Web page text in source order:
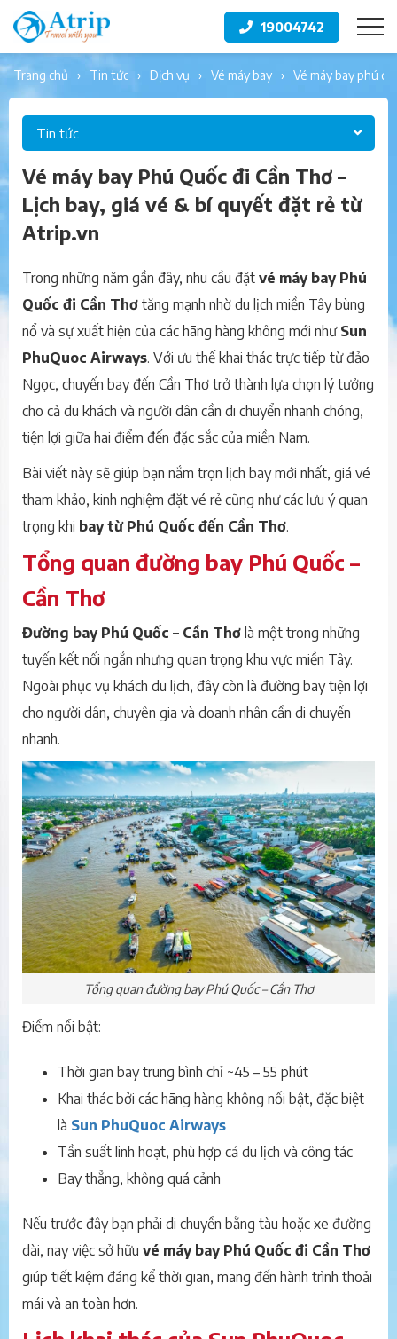
19004742
trang chủ tin tức dịch vụ vé máy bay vé máy bay phú
Tin tức
Vé máy bay Phú Quốc đi Cần Thơ –
Lịch bay, giá vé & bí quyết đặt rẻ từ
Atrip.vn
Trong những năm gần đây, nhu cầu đặt vé máy bay Phú
Quốc đi Cần Thơ tăng mạnh nhờ du lịch miền Tây bùng
nổ và sự xuất hiện của các hãng hàng không mới như Sun
PhuQuoc Airways. Với ưu thế khai thác trực tiếp từ đảo
Ngọc, chuyến bay đến Cần Thơ trở thành lựa chọn lý tưởng
cho cả du khách và người dân cần di chuyển nhanh chóng,
tiện lợi giữa hai điểm đến đặc sắc của miền Nam.
Bài viết này sẽ giúp bạn nắm trọn lịch bay mới nhất, giá vé
tham khảo, kinh nghiệm đặt vé rẻ cũng như các lưu ý quan
trọng khi bay từ Phú Quốc đến Cần Thơ.
Tổng quan đường bay Phú Quốc –
Cần Thơ
Đường bay Phú Quốc – Cần Thơ là một trong những
tuyến kết nối ngắn nhưng quan trọng khu vực miền Tây.
Ngoài phục vụ khách du lịch, đây còn là đường bay tiện lợi
cho người dân, chuyên gia và doanh nhân cần di chuyển
nhanh.
Tổng quan đường bay Phú Quốc – Cần Thơ
Điểm nổi bật:
Thời gian bay trung bình chỉ ~45 – 55 phút
Khai thác bởi các hãng hàng không nổi bật, đặc biệt
là Sun PhuQuoc Airways
Tần suất linh hoạt, phù hợp cả du lịch và công tác
Bay thẳng, không quá cảnh
Nếu trước đây bạn phải di chuyển bằng tàu hoặc xe đường
dài, nay việc sở hữu vé máy bay Phú Quốc đi Cần Thơ
giúp tiết kiệm đáng kể thời gian, mang đến hành trình thoải
mái và an toàn hơn.